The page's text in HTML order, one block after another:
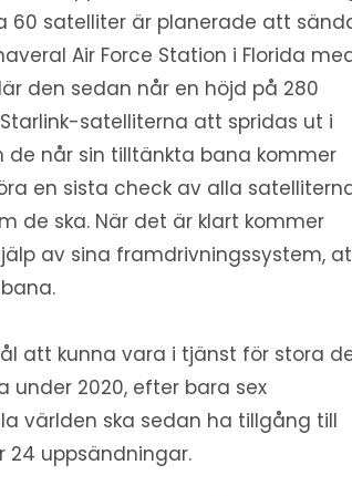
60 satelliter är planerade att
Air Force Station i Florida
den sedan når en höjd på 280
satelliterna att spridas ut i
de når sin tilltänkta bana kommer
en sista check av alla
de ska. När det är klart kommer
av sina framdrivningssystem,
att kunna vara i tjänst för stora
under 2020, efter bara sex
världen ska sedan ha tillgång till
uppsändningar.